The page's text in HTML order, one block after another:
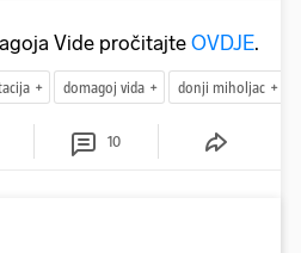
Vide pročitajte OVDJE.
domagoj vida donji miholjac
10